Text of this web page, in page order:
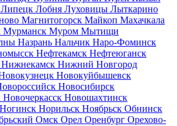
Липецк Лобня Луховицы Лыткарино
Магнитогорск Майкоп Махачкала
Мурманск Муром Мытищи
Назрань Нальчик Наро-Фоминск
Нефтекамск Нефтеюганск
Нижнекамск Нижний Новгород
Новокуйбышевск
Новосибирск
Новочеркасск Новошахтинск
Ногинск Норильск Ноябрьск Обнинск
Омск Орел Оренбург Орехово-